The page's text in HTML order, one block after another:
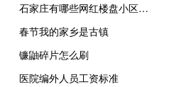
石家庄有哪些网红楼盘小区？介绍5个最知名地产项目
春节我的家乡是古镇
镰鼬碎片怎么刷
医院编外人员工资标准